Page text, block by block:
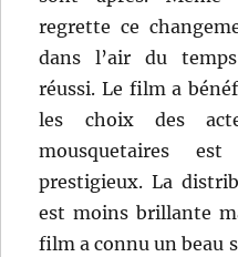
regrette ce
dans l’air du
réussi. Le film a
les choix des
mousquetaires
prestigieux. La
est moins brillante
film a connu un beau